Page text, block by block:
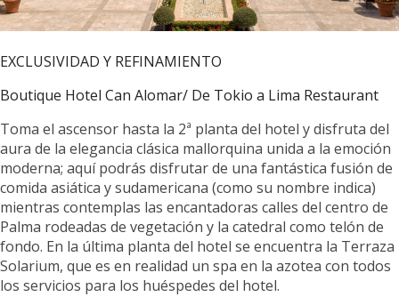
EXCLUSIVIDAD Y REFINAMIENTO
Boutique Hotel Can Alomar/ De Tokio a Lima Restaurant
Toma el ascensor hasta la 2ª planta del hotel y disfruta del
aura de la elegancia clásica mallorquina unida a la emoción
moderna; aquí podrás disfrutar de una fantástica fusión de
comida asiática y sudamericana (como su nombre indica)
mientras contemplas las encantadoras calles del centro de
Palma rodeadas de vegetación y la catedral como telón de
fondo. En la última planta del hotel se encuentra la Terraza
Solarium, que es en realidad un spa en la azotea con todos
los servicios para los huéspedes del hotel.